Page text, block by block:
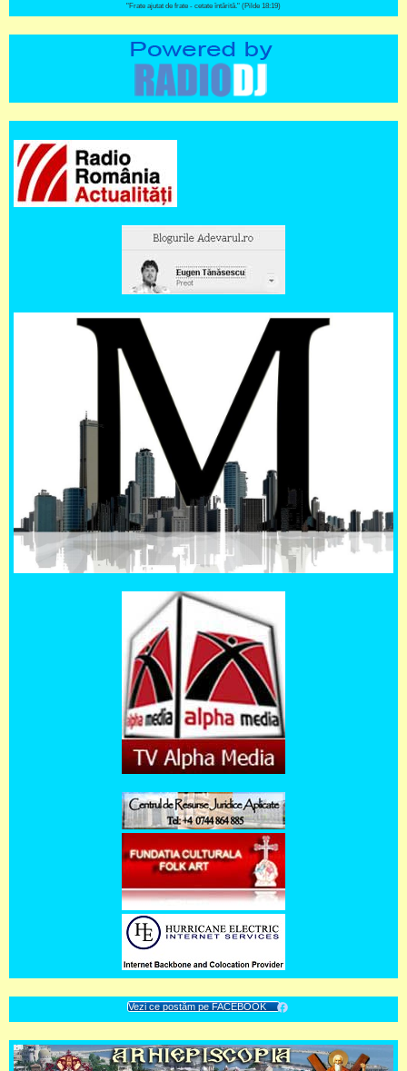
"Frate ajutat de frate - cetate întărită." (Pilde 18:19)
Vezi ce postăm pe FACEBOOK